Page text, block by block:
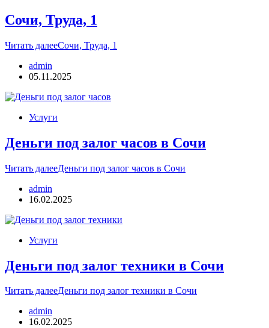
Сочи, Труда, 1
Читать далееСочи, Труда, 1
admin
05.11.2025
Услуги
Деньги под залог часов в Сочи
Читать далееДеньги под залог часов в Сочи
admin
16.02.2025
Услуги
Деньги под залог техники в Сочи
Читать далееДеньги под залог техники в Сочи
admin
16.02.2025